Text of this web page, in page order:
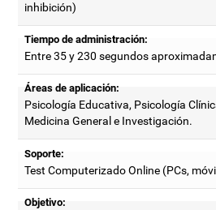
inhibición)
Tiempo de administración:
Entre 35 y 230 segundos
Áreas de aplicación:
Psicología Educativa, Psicología
Medicina General e Investigación.
Soporte:
Test Computerizado Online (PCs,
Objetivo: